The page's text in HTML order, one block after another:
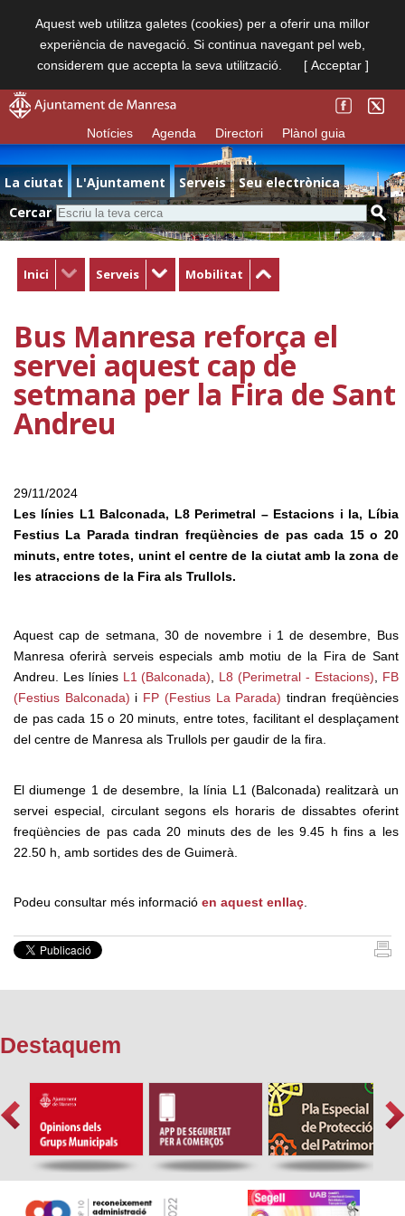
Aquest web utilitza galetes (cookies) per a oferir una millor
experiència de navegació. Si continua navegant pel web,
considerem que accepta la seva utilització.
[ Acceptar ]
Notícies Agenda Directori Plànol guia
La ciutat L'Ajuntament Serveis
Seu electrònica
Cercar
Inici Serveis Mobilitat
Bus Manresa reforça el
servei aquest cap de
setmana per la Fira de Sant
Andreu
29/11/2024
Les línies L1 Balconada, L8 Perimetral – Estacions i la, Líbia
Festius La Parada tindran freqüències de pas cada 15 o 20
minuts, entre totes, unint el centre de la ciutat amb la zona de
les atraccions de la Fira als Trullols.
Aquest cap de setmana, 30 de novembre i 1 de desembre, Bus
Manresa oferirà serveis especials amb motiu de la Fira de Sant
Andreu. Les línies L1 (Balconada) L8 (Perimetral - Estacions)
FB
(Festius Balconada) i FP (Festius La Parada) tindran freqüències
de pas cada 15 o 20 minuts, entre totes, facilitant el desplaçament
del centre de Manresa als Trullols per gaudir de la fira.
El diumenge 1 de desembre, la línia L1 (Balconada) realitzarà un
servei especial, circulant segons els horaris de dissabtes oferint
freqüències de pas cada 20 minuts des de les 9.45 h fins a les
22.50 h, amb sortides des de Guimerà.
Podeu consultar més informació en aquest enllaç.
Destaquem